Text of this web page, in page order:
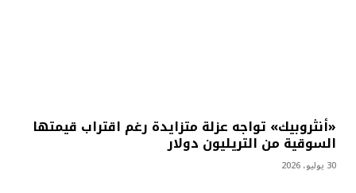
«أنثروبيك» تواجه عزلة متزايدة رغم اقتراب قيمتها
السوقية من التريليون دولار
30 يوليو، 2026